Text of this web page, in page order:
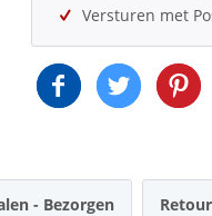
Versturen met
- Bezorgen